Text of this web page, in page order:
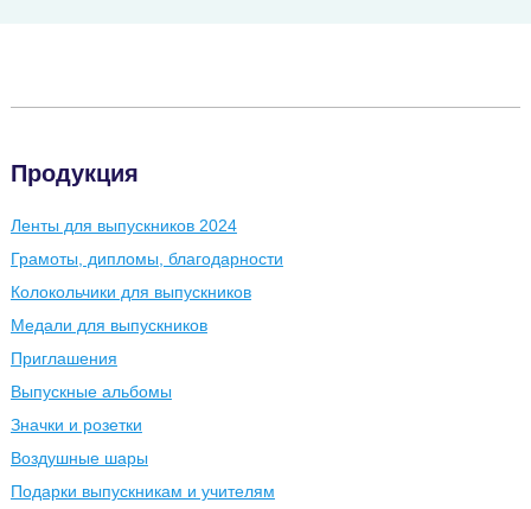
Продукция
Ленты для выпускников 2024
Грамоты, дипломы, благодарности
Колокольчики для выпускников
Медали для выпускников
Приглашения
Выпускные альбомы
Значки и розетки
Воздушные шары
Подарки выпускникам и учителям